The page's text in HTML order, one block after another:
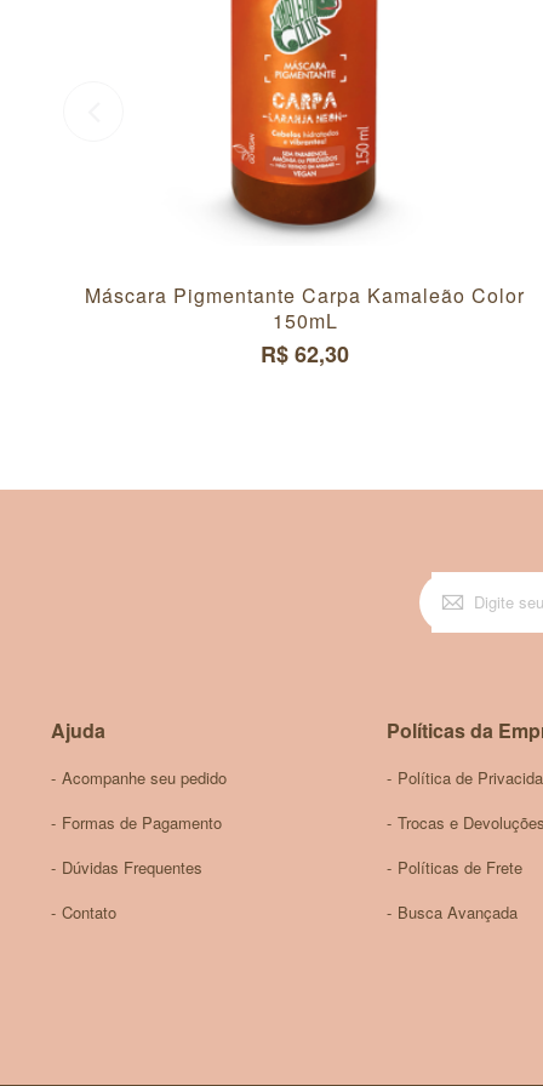
Máscara Pigmentante Carpa Kamaleão Color
150mL
R$ 62,30
Ajuda
Acompanhe seu pedido
Formas de Pagamento
Dúvidas Frequentes
Contato
Políticas da
Política de
Trocas e Devoluções
Políticas de Frete
Busca Avançada